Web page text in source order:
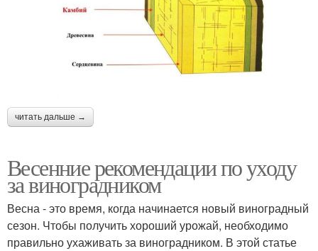
читать дальше →
Весенние рекомендации по уходу
за виноградником
Весна - это время, когда начинается новый виноградный
сезон. Чтобы получить хороший урожай, необходимо
правильно ухаживать за виноградником. В этой статье